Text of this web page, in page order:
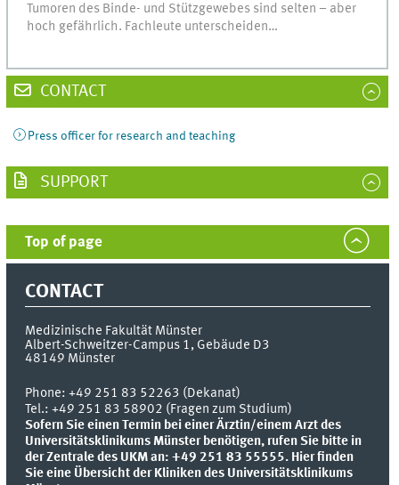
Tumoren des Binde- und Stützgewebes sind selten – aber
hoch gefährlich. Fachleute unterscheiden…
CONTACT
Press officer for research and teaching
SUPPORT
Top of page
CONTACT
Medizinische Fakultät Münster
Albert-Schweitzer-Campus 1, Gebäude D3
48149 Münster
Phone:+49 251 83 52263 (Dekanat)
Tel.: +49 251 83 58902 (Fragen zum Studium)
Sofern Sie einen Termin bei einer Ärztin/einem Arzt des
Universitätsklinikums Münster benötigen, rufen Sie bitte in
der Zentrale des UKM an: +49 251 83 55555. Hier finden
Sie eine Übersicht der Kliniken des Universitätsklinikums